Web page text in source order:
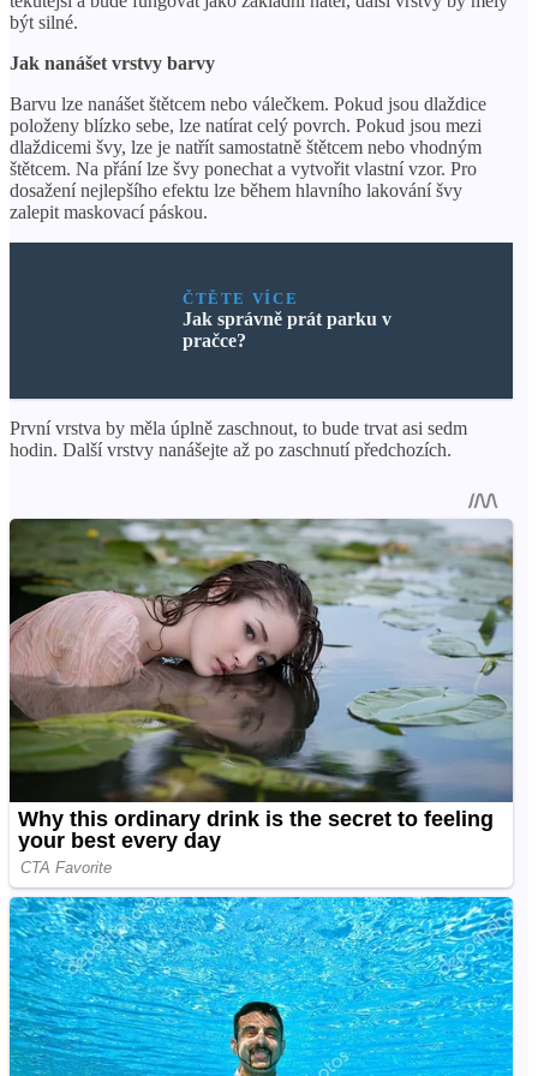
být silné.
Jak nanášet vrstvy barvy
Barvu lze nanášet štětcem nebo válečkem. Pokud jsou dlaždice
položeny blízko sebe, lze natírat celý povrch. Pokud jsou mezi
dlaždicemi švy, lze je natřít samostatně štětcem nebo vhodným
štětcem. Na přání lze švy ponechat a vytvořit vlastní vzor. Pro
dosažení nejlepšího efektu lze během hlavního lakování švy
zalepit maskovací páskou.
ČTĚTE VÍCE
Jak správně prát parku v
pračce?
První vrstva by měla úplně zaschnout, to bude trvat asi sedm
hodin. Další vrstvy nanášejte až po zaschnutí předchozích.